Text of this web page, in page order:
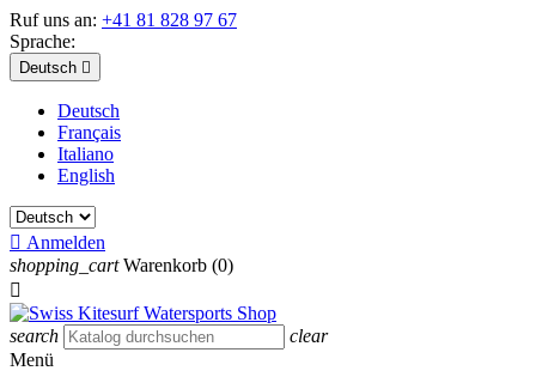
Ruf uns an: +41 81 828 97 67
Sprache:
Deutsch 
Deutsch
Français
Italiano
English
 Anmelden
shopping_cart Warenkorb (0)

search
clear
Menü